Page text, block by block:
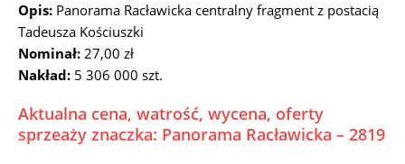
Opis: Panorama Racławicka centralny fragment z postacią
Tadeusza Kościuszki
Nominał: 27,00 zł
Nakład: 5 306 000 szt.
Aktualna cena, watrość, wycena, oferty
sprzeaży znaczka: Panorama Racławicka – 2819